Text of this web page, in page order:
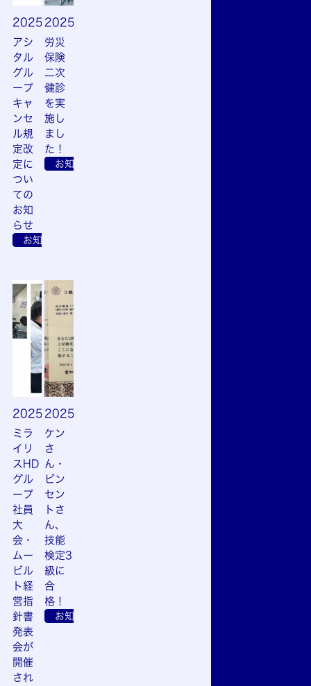
2025.07.01
アシ
タル
グル
ープ
キャ
ンセ
ル規
定改
定に
つい
ての
お知
らせ
お知らせ
2025.06.19
労災
保険
二次
健診
を実
施し
まし
た！
お知らせ
2025.06.04
ミラ
イリ
スHD
グル
ープ
社員
大
会・
ムー
ビル
ト経
営指
針書
発表
会が
開催
され
2025.05.14
ケン
さ
ん・
ビン
セン
トさ
ん、
技能
検定3
級に
合
格！
お知らせ